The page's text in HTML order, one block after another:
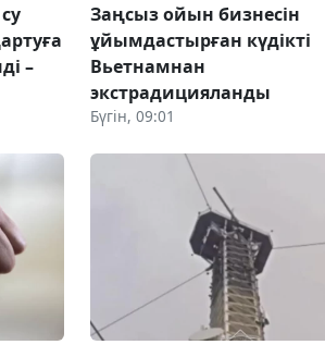
–
Заңсыз ойын бизнесін
ұйымдастырған күдікті
Вьетнамнан
экстрадицияланды
Бүгін, 09:01